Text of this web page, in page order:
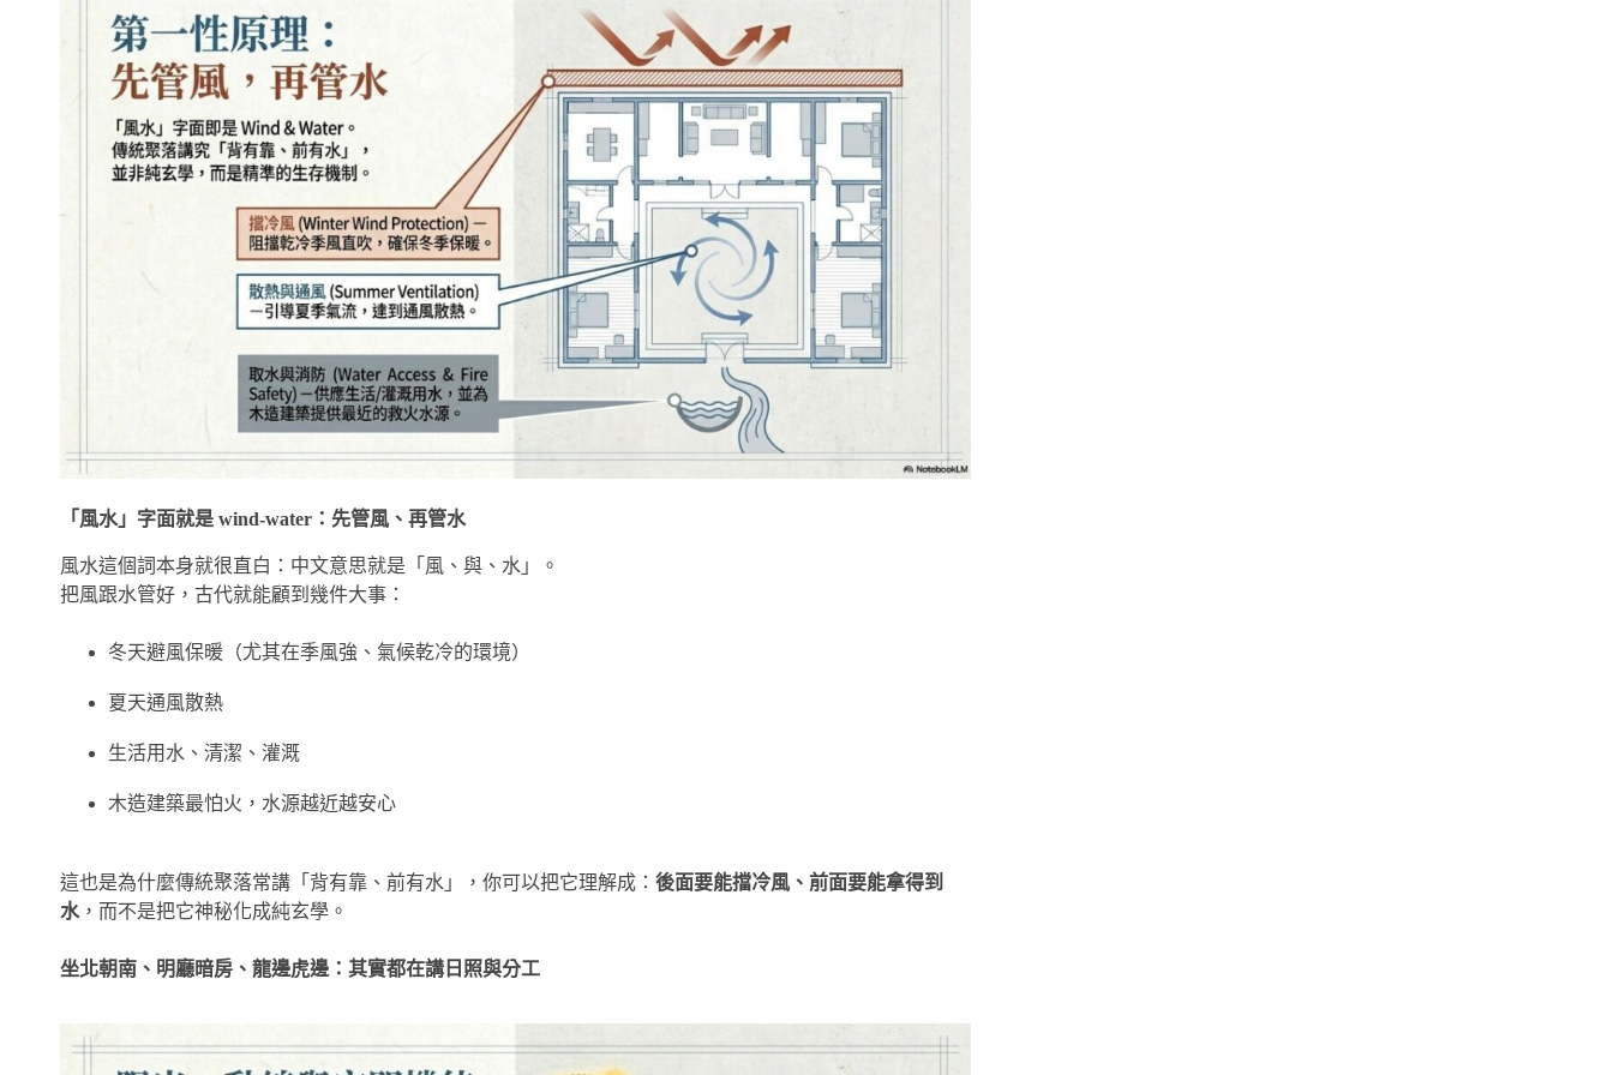
「風水」字面就是 wind-water：先管風、再管水
風水這個詞本身就很直白：中文意思就是「風、與、水」。
把風跟水管好，古代就能顧到幾件大事：
冬天避風保暖（尤其在季風強、氣候乾冷的環境）
夏天通風散熱
生活用水、清潔、灌溉
木造建築最怕火，水源越近越安心
這也是為什麼傳統聚落常講「背有靠、前有水」，你可以把它理解成： 後面要能擋冷風、前面要能拿得到
水，而不是把它神秘化成純玄學。
坐北朝南、明廳暗房、龍邊虎邊：其實都在講日照與分工